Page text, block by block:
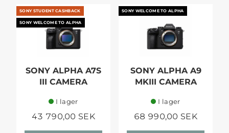
SONY STUDENT CASHBACK
SONY WELCOME TO ALPHA
SONY ALPHA A7S
III CAMERA
I lager
43 790,00 SEK
SONY WELCOME TO ALPHA
SONY ALPHA A9
MKIII CAMERA
I lager
68 990,00 SEK